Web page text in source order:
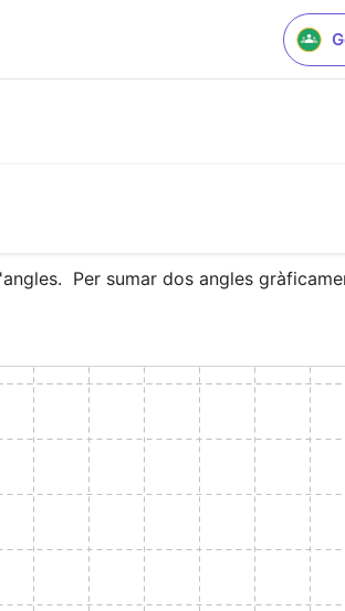
Per sumar dos angles